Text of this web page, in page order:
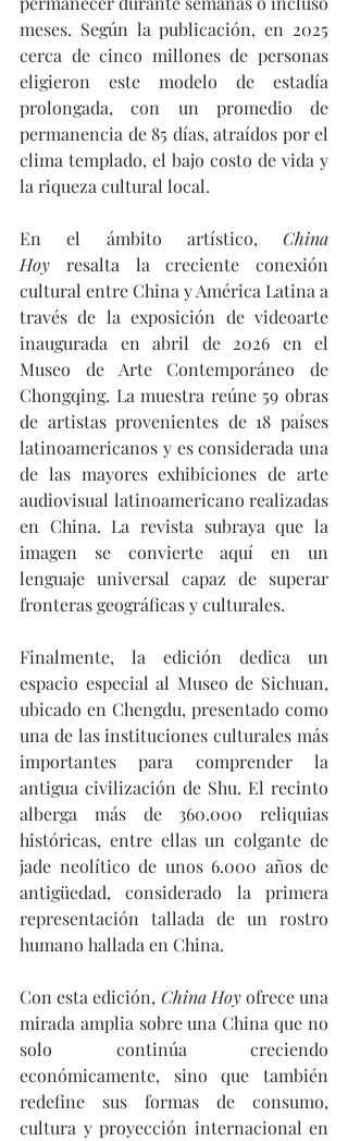
meses. Según la publicación, en 2025
cerca de cinco millones de personas
eligieron este modelo de estadía
prolongada, con un promedio de
permanencia de 85 días, atraídos por el
clima templado, el bajo costo de vida y
la riqueza cultural local.
En el ámbito artístico, China
Hoy resalta la creciente conexión
cultural entre China y América Latina a
través de la exposición de videoarte
inaugurada en abril de 2026 en el
Museo de Arte Contemporáneo de
Chongqing. La muestra reúne 59 obras
de artistas provenientes de 18 países
latinoamericanos y es considerada una
de las mayores exhibiciones de arte
audiovisual latinoamericano realizadas
en China. La revista subraya que la
imagen se convierte aquí en un
lenguaje universal capaz de superar
fronteras geográficas y culturales.
Finalmente, la edición dedica un
espacio especial al Museo de Sichuan,
ubicado en Chengdu, presentado como
una de las instituciones culturales más
importantes para comprender la
antigua civilización de Shu. El recinto
alberga más de 360.000 reliquias
históricas, entre ellas un colgante de
jade neolítico de unos 6.000 años de
antigüedad, considerado la primera
representación tallada de un rostro
humano hallada en China.
Con esta edición, China Hoy ofrece una
mirada amplia sobre una China que no
solo continúa creciendo
económicamente, sino que también
redefine sus formas de consumo,
cultura y proyección internacional en